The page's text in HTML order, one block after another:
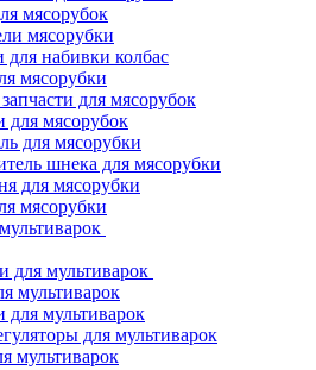
мясорубок
мясорубки
для набивки колбас
мясорубки
для мясорубок
для мясорубок
для мясорубки
шнека для мясорубки
для мясорубки
мясорубки
для мультиварок
мультиварок
для мультиварок
для мультиварок
мультиварок